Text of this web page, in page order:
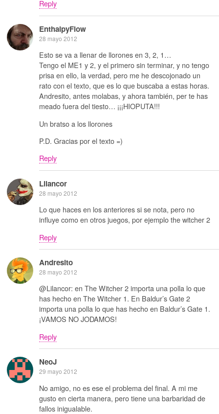
Reply
EnthalpyFlow
28 mayo 2012
Esto se va a llenar de llorones en 3, 2, 1…
Tengo el ME1 y 2, y el primero sin terminar, y no tengo
prisa en ello, la verdad, pero me he descojonado un
rato con el texto, que es lo que buscaba a estas horas.
Andresito, antes molabas, y ahora también, per te has
meado fuera del tiesto… ¡¡¡HIOPUTA!!!
Un bratso a los llorones
P.D. Gracias por el texto =)
Reply
Lilancor
28 mayo 2012
Lo que haces en los anteriores si se nota, pero no
influye como en otros juegos, por ejemplo the witcher 2
Reply
Andresito
28 mayo 2012
@Lilancor: en The Witcher 2 importa una polla lo que
has hecho en The Witcher 1. En Baldur’s Gate 2
importa una polla lo que has hecho en Baldur’s Gate 1.
¡VAMOS NO JODAMOS!
Reply
NeoJ
29 mayo 2012
No amigo, no es ese el problema del final. A mi me
gusto en cierta manera, pero tiene una barbaridad de
fallos inigualable.